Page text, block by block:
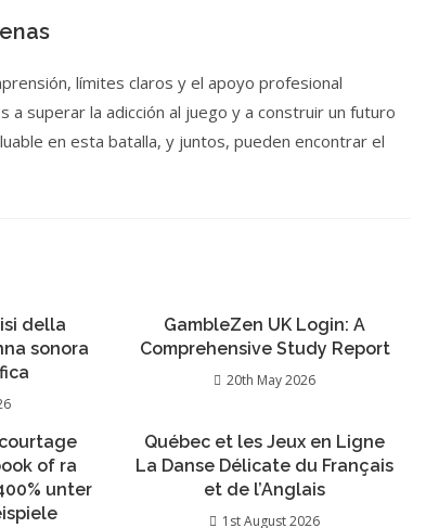
límites claros y el apoyo profesional
a superar la adicción al juego y a construir un futuro
en esta batalla, y juntos, pueden encontrar el
della
sonora
GambleZen UK Login: A
Comprehensive Study Report
20th May 2026
of ra
unter
Québec et les Jeux en Ligne
La Danse Délicate du Français
et de l’Anglais
1st August 2026